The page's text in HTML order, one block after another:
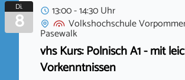
Di.
8
13:00 - 14:30 Uhr
Volkshochschule
Pasewalk
vhs Kurs: Polnisch A1 - mit
Vorkenntnissen